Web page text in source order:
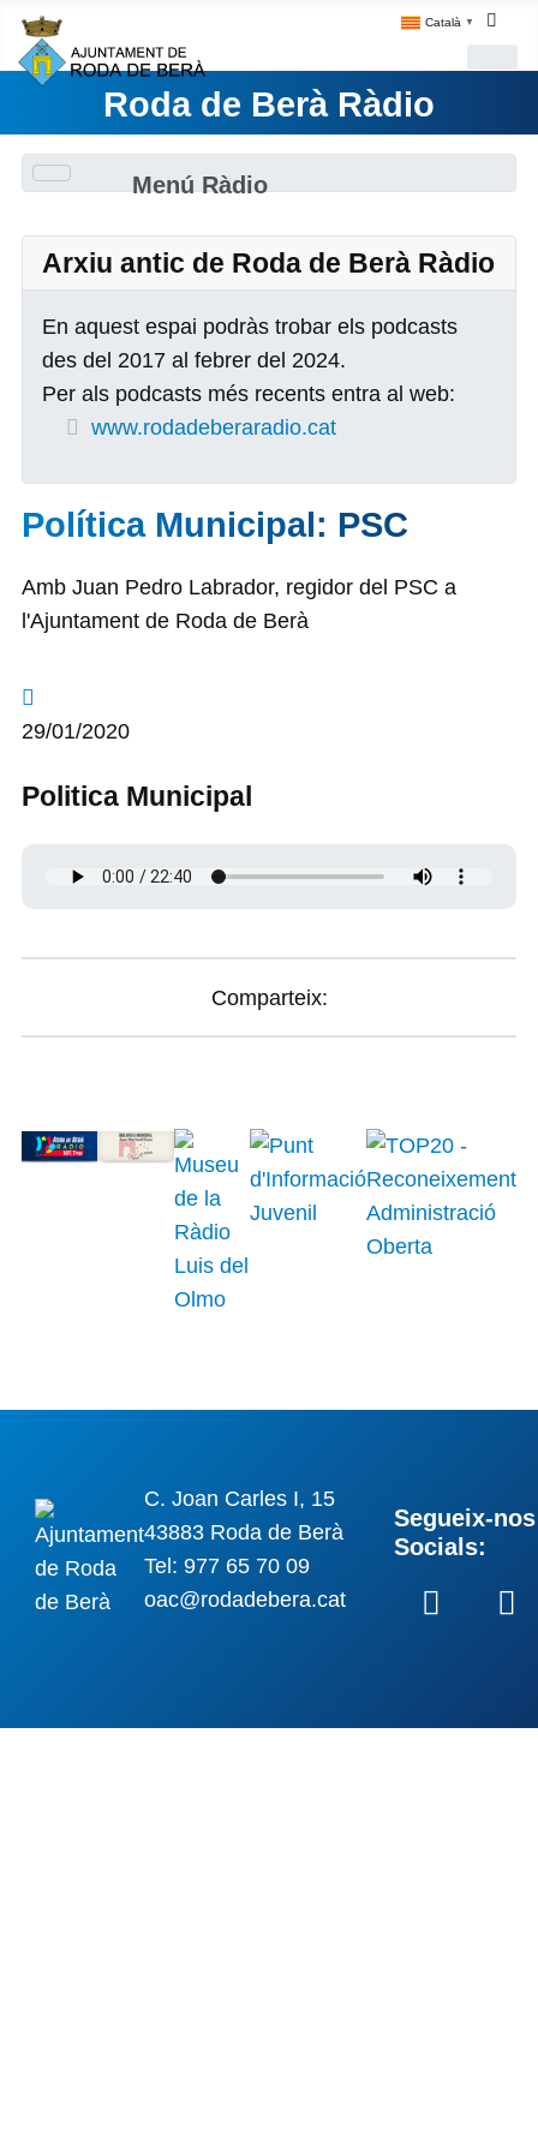
Català ▼
Roda de Berà Ràdio
Menú Ràdio
Arxiu antic de Roda de Berà Ràdio
En aquest espai podràs trobar els podcasts
des del 2017 al febrer del 2024.
Per als podcasts més recents entra al web:
www.rodadeberaradio.cat
Política Municipal: PSC
Amb Juan Pedro Labrador, regidor del PSC a
l'Ajuntament de Roda de Berà
29/01/2020
Politica Municipal
Comparteix:
C. Joan Carles I, 15
43883 Roda de Berà
Tel: 977 65 70 09
oac@rodadebera.cat
Segueix-
Socials: